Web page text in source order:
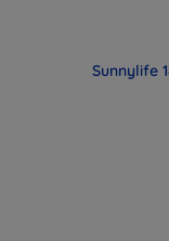
Sunnylife